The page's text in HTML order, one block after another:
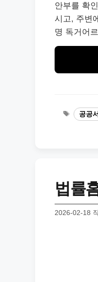
안부를 확
시고, 주변
명 독거어
태
그
공공
법률
2026-02-18